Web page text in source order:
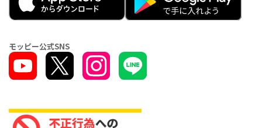
モッピー公式SNS